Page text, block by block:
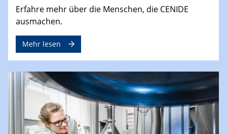
Erfahre mehr über die Menschen, die CENIDE
ausmachen.
Mehr lesen